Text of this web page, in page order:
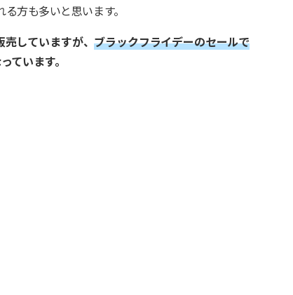
方も多いと思います。
していますが、ブラックフライデーのセールで
ています。